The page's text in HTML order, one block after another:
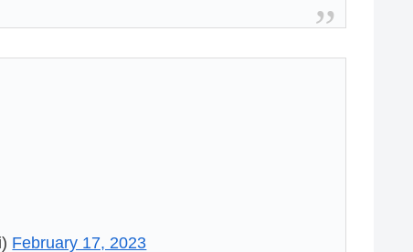
February 17, 2023